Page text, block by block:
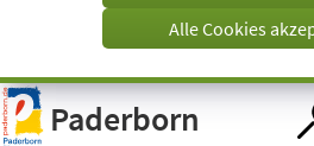
Visuelle
Assistenzsoftware
öffnen.
Alle Cookies
Paderborn